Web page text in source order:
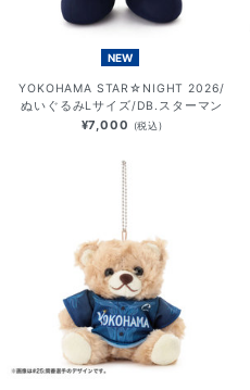
NEW
YOKOHAMA STAR☆NIGHT 2026/
ぬいぐるみLサイズ/DB.スターマン
¥7,000 (税込)